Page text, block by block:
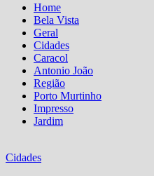
Home
Bela Vista
Geral
Cidades
Caracol
Antonio João
Região
Porto Murtinho
Impresso
Jardim
Cidades